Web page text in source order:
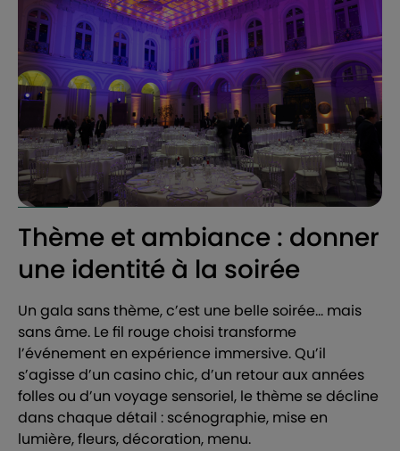
Thème et ambiance : donner
une identité à la soirée
Un gala sans thème, c’est une belle soirée… mais
sans âme. Le fil rouge choisi transforme
l’événement en expérience immersive. Qu’il
s’agisse d’un casino chic, d’un retour aux années
folles ou d’un voyage sensoriel, le thème se décline
dans chaque détail : scénographie, mise en
lumière, fleurs, décoration, menu.